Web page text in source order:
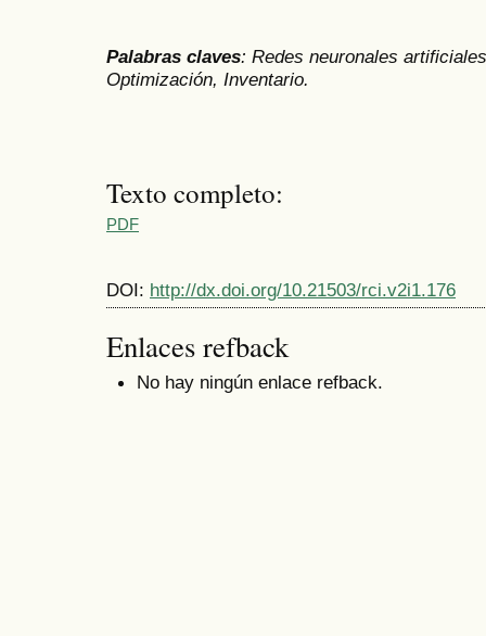
Palabras claves: Redes neuronales
Optimización, Inventario.
Texto completo:
PDF
DOI: http://dx.doi.org/10.21503/rci.v2i1.176
Enlaces refback
No hay ningún enlace refback.